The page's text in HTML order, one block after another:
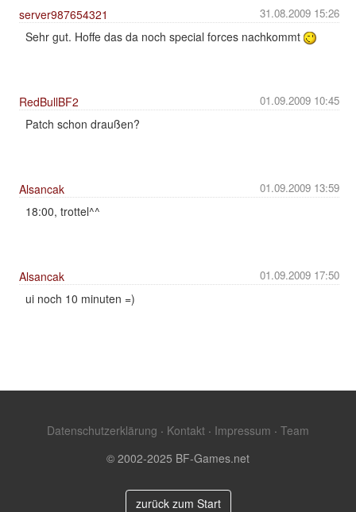
31.08.2009 15:26
server987654321
Sehr gut. Hoffe das da noch special forces nachkommt
01.09.2009 10:45
RedBullBF2
Patch schon draußen?
01.09.2009 13:59
Alsancak
18:00, trottel^^
01.09.2009 17:50
Alsancak
ui noch 10 minuten =)
Datenschutzerklärung · Kontakt · Impressum · Team
© 2002-2025 BF-Games.net
zurück zum Start